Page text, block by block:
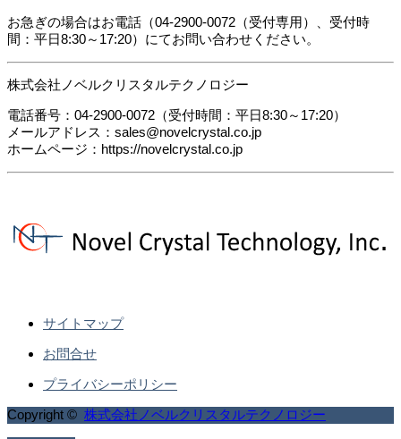
お急ぎの場合はお電話（04-2900-0072（受付専用）、受付時
間：平日8:30～17:20）にてお問い合わせください。
株式会社ノベルクリスタルテクノロジー
電話番号：04-2900-0072（受付時間：平日8:30～17:20）
メールアドレス：sales@novelcrystal.co.jp
ホームページ：https://novelcrystal.co.jp
サイトマップ
お問合せ
プライバシーポリシー
Copyright © 株式会社ノベルクリスタルテクノロジー